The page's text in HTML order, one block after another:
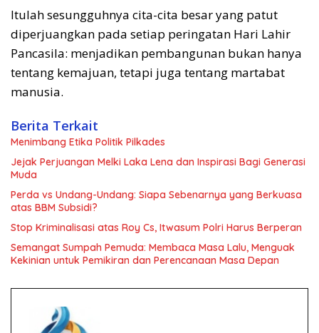
Itulah sesungguhnya cita-cita besar yang patut
diperjuangkan pada setiap peringatan Hari Lahir
Pancasila: menjadikan pembangunan bukan hanya
tentang kemajuan, tetapi juga tentang martabat
manusia.
Berita Terkait
Menimbang Etika Politik Pilkades
Jejak Perjuangan Melki Laka Lena dan Inspirasi Bagi Generasi
Muda
Perda vs Undang-Undang: Siapa Sebenarnya yang Berkuasa
atas BBM Subsidi?
Stop Kriminalisasi atas Roy Cs, Itwasum Polri Harus Berperan
Semangat Sumpah Pemuda: Membaca Masa Lalu, Menguak
Kekinian untuk Pemikiran dan Perencanaan Masa Depan